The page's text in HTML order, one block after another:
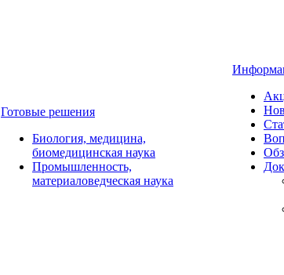
Готовые решения
Биология, медицина,
биомедицинская наука
Промышленность,
материаловедческая наука